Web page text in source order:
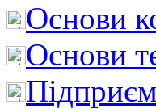
Основи
Основи